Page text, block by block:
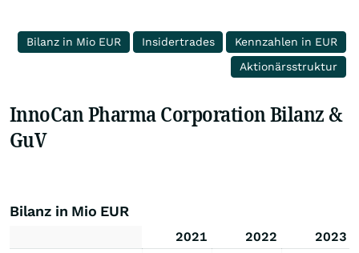
Bilanz in Mio EUR Insidertrades
Kennzahlen in EUR
Aktionärsstruktur
InnoCan Pharma Corporation Bilanz &
GuV
Bilanz in Mio EUR
2021 2022
2023